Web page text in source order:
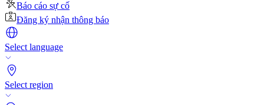
Báo cáo sự cố
Đăng ký nhận thông báo
Select language
Select region